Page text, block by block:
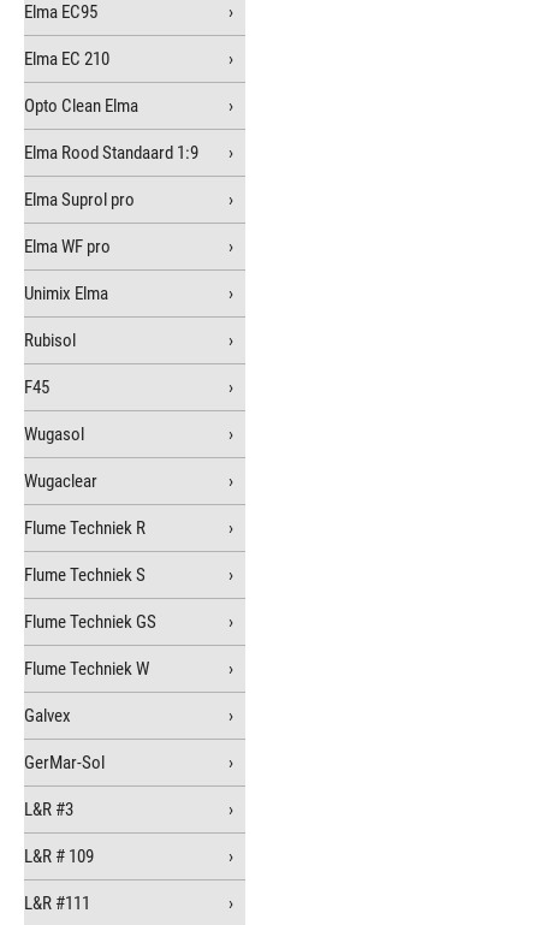
Elma EC95
Elma EC 210
Opto Clean Elma
Elma Rood Standaard 1:9
Elma Suprol pro
Elma WF pro
Unimix Elma
Rubisol
F45
Wugasol
Wugaclear
Flume Techniek R
Flume Techniek S
Flume Techniek GS
Flume Techniek W
Galvex
GerMar-Sol
L&R #3
L&R # 109
L&R #111